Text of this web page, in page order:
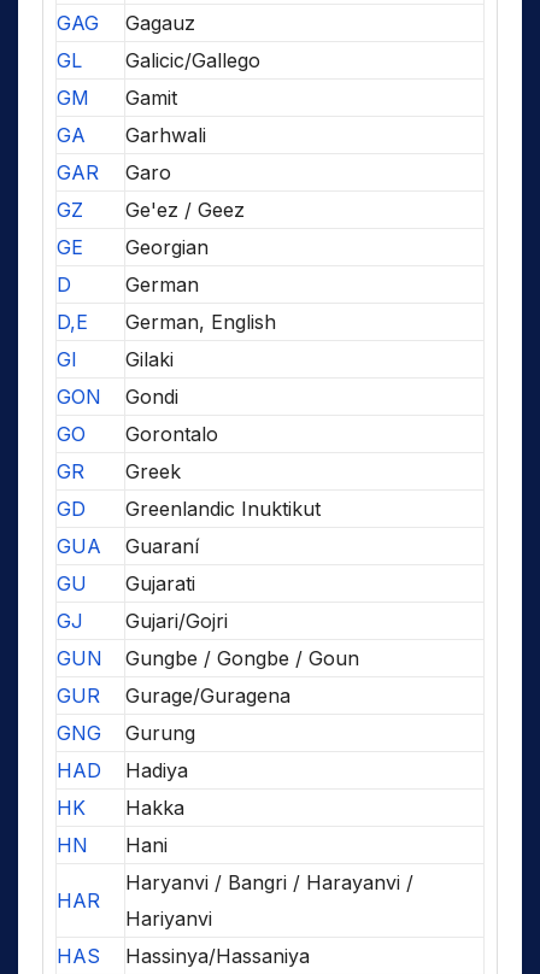
GAG
Gagauz
GL
Galicic/Gallego
GM
Gamit
GA
Garhwali
GAR
Garo
GZ
Ge'ez / Geez
GE
Georgian
D
German
D,E
German, English
GI
Gilaki
GON
Gondi
GO
Gorontalo
GR
Greek
GD
Greenlandic Inuktikut
GUA
Guaraní
GU
Gujarati
GJ
Gujari/Gojri
GUN
Gungbe / Gongbe / Goun
GUR
Gurage/Guragena
GNG
Gurung
HAD
Hadiya
HK
Hakka
HN
Hani
HAR
Haryanvi / Bangri / Harayanvi /
Hariyanvi
HAS
Hassinya/Hassaniya